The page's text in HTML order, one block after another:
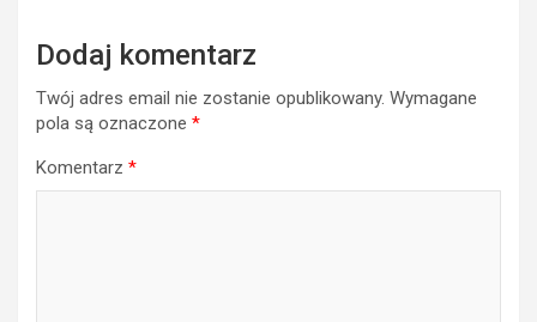
Dodaj komentarz
Twój adres email nie zostanie opublikowany. Wymagane
pola są oznaczone *
Komentarz *